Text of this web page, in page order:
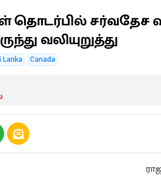
தொடர்பில் சர்வதேச
வலியுறுத்து
Lanka Canada